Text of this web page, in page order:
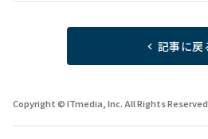
記事に戻
Copyright © ITmedia, Inc. All Rights